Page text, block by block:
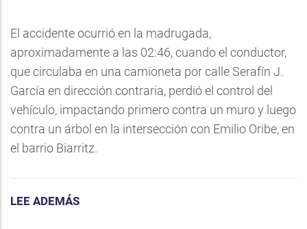
El accidente ocurrió en la madrugada,
aproximadamente a las 02:46, cuando el conductor,
que circulaba en una camioneta por calle Serafín J.
García en dirección contraria, perdió el control del
vehículo, impactando primero contra un muro y luego
contra un árbol en la intersección con Emilio Oribe, en
el barrio Biarritz.
LEE ADEMÁS